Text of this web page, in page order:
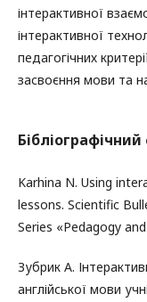
інтерактивної
інтерактивної
педагогічних
засвоєння мови та
Karhina N. Using
lessons. Scientific
Series «Pedagogy
Зубрик А.
англійської мови